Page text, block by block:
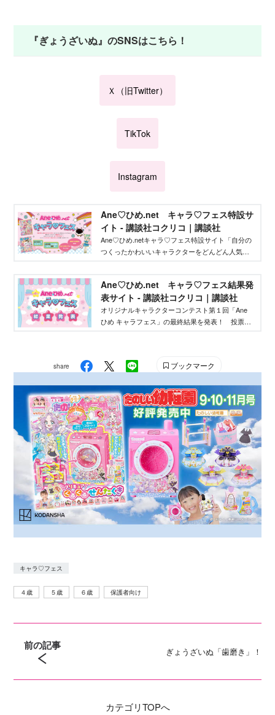
『ぎょうざいぬ』のSNSはこちら！
Ｘ（旧Twitter）
TikTok
Instagram
Ane♡ひめ.net キャラ♡フェス特設サ
イト - 講談社コクリコ｜講談社
Ane♡ひめ.netキャラ♡フェス特設サイト「自分の
つくったかわいいキャラクターをどんどん人気者
作りたいクリエイターを応援するイベントです！
Ane♡ひめ.net キャラ♡フェス結果発
表サイト - 講談社コクリコ｜講談社
オリジナルキャラクターコンテスト第１回「Ane
ひめ キャラフェス」の最終結果を発表！ 投票結
share ブックマーク
キャラ♡フェス
４歳 ５歳 ６歳 保護者向け
前の記事 ぎょうざいぬ「歯磨き」！
カテゴリTOPへ